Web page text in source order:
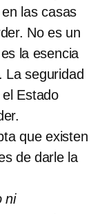
las casas
No es un
la esencia
. La seguridad
Estado
que existen
de darle la
ni